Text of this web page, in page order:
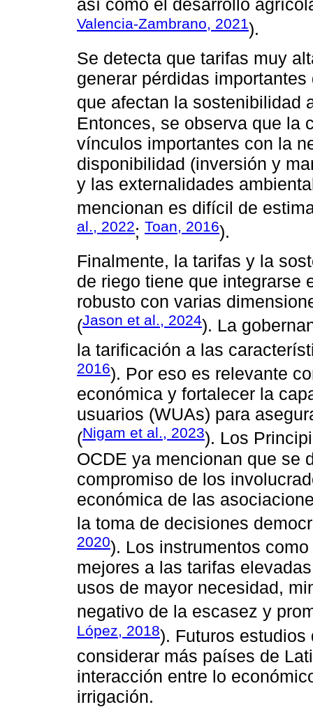
así como el desarrollo
Valencia-Zambrano, 2021).
Se detecta que tarifas muy
generar pérdidas
que afectan la sostenibilidad
Entonces, se observa que la
vínculos importantes con la
disponibilidad (inversión y
y las externalidades
mencionan es difícil de
al., 2022; Toan, 2016).
Finalmente, la tarifas y la
de riego tiene que integrarse
robusto con varias
(Jason et al., 2024). La
la tarificación a las
2016). Por eso es relevante
económica y fortalecer la
usuarios (WUAs) para
(Nigam et al., 2023). Los
OCDE ya mencionan que se
compromiso de los
económica de las
la toma de decisiones
2020). Los instrumentos
mejores a las tarifas
usos de mayor necesidad,
negativo de la escasez y
López, 2018). Futuros
considerar más países de
interacción entre lo
irrigación.